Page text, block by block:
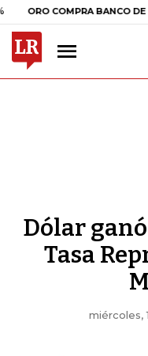
COMPRA BANCO DE LA
Dólar
Tasa
miércoles,